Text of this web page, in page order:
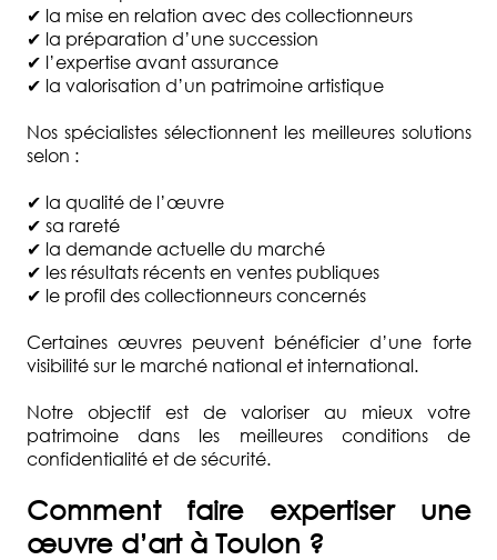
✔ la mise en relation avec des collectionneurs
✔ la préparation d’une succession
✔ l’expertise avant assurance
✔ la valorisation d’un patrimoine artistique
Nos spécialistes sélectionnent les meilleures solutions
selon :
✔ la qualité de l’œuvre
✔ sa rareté
✔ la demande actuelle du marché
✔ les résultats récents en ventes publiques
✔ le profil des collectionneurs concernés
Certaines œuvres peuvent bénéficier d’une forte
visibilité sur le marché national et international.
Notre objectif est de valoriser au mieux votre
patrimoine dans les meilleures conditions de
confidentialité et de sécurité.
Comment faire expertiser une
œuvre d’art à Toulon ?